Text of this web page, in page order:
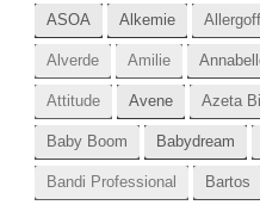
ASOA Alkemie Allergoff
Alverde Amilie
Attitude Avene Azeta
Baby Boom Babydream
Bandi Professional Bartos